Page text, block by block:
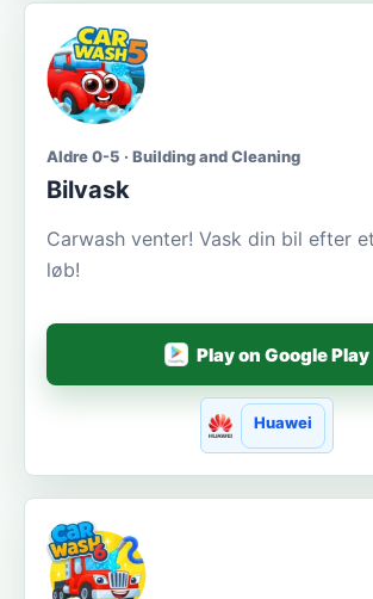
Aldre 0-5 · Building and Cleaning
Bilvask
Carwash venter! Vask din bil efter
løb!
Play on Google Play
Huawei